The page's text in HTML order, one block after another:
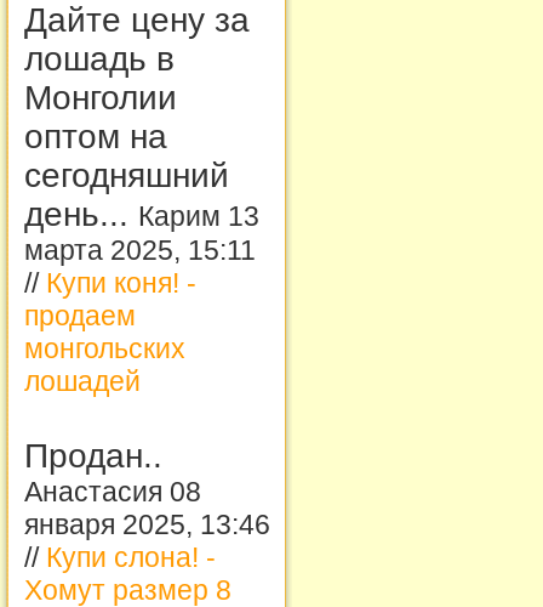
Дайте цену за
лошадь в
Монголии
оптом на
сегодняшний
день... Карим 13
марта 2025, 15:11
// Купи коня! -
продаем
монгольских
лошадей
Продан..
Анастасия 08
января 2025, 13:46
// Купи слона! -
Хомут размер 8